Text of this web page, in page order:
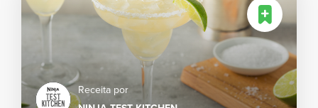
Receita por